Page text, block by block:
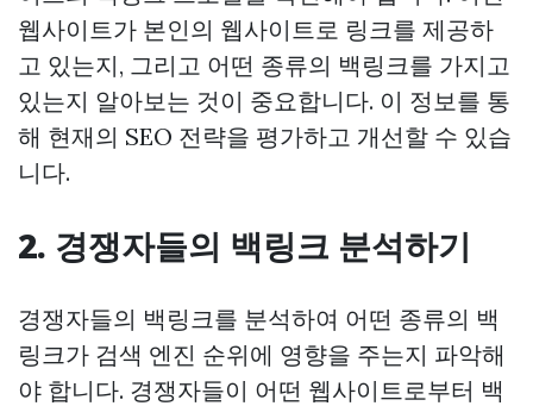
웹사이트가 본인의 웹사이트로 링크를 제공하
고 있는지, 그리고 어떤 종류의 백링크를 가지고
있는지 알아보는 것이 중요합니다. 이 정보를 통
해 현재의 SEO 전략을 평가하고 개선할 수 있습
니다.
2. 경쟁자들의 백링크 분석하기
경쟁자들의 백링크를 분석하여 어떤 종류의 백
링크가 검색 엔진 순위에 영향을 주는지 파악해
야 합니다. 경쟁자들이 어떤 웹사이트로부터 백